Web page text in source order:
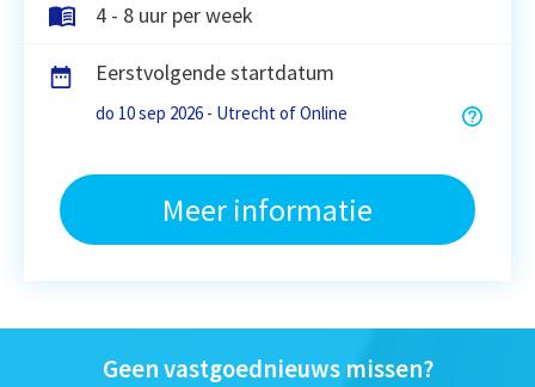
4 - 8 uur per week
Eerstvolgende startdatum
do 10 sep 2026 - Utrecht of Online
Meer informatie
Geen vastgoednieuws missen?